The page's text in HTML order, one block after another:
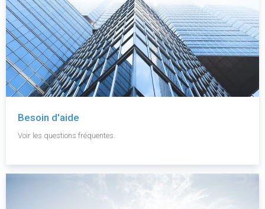
Besoin d'aide
Voir les questions fréquentes.